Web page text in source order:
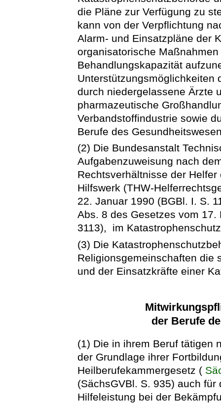
die Pläne zur Verfügung zu
kann von der Verpflichtung
Alarm- und Einsatzpläne der
organisatorische
Behandlungskapazität
Unterstützungsmöglichkeiten
durch niedergelassene Ärzte
pharmazeutische
Verbandstoffindustrie sowie
Berufe des
(2) Die Bundesanstalt
Aufgabenzuweisung nach
Rechtsverhältnisse der
Hilfswerk (THW-
22. Januar 1990 (BGBl. I. S.
Abs. 8 des Gesetzes vom
3113), im
(3) Die
Religionsgemeinschaften die
und der Einsatzkräfte einer
der Berufe
(1) Die in ihrem Beruf tätigen
der Grundlage ihrer
Heilberufekammergesetz (
(SächsGVBl. S. 935) auch
Hilfeleistung bei der